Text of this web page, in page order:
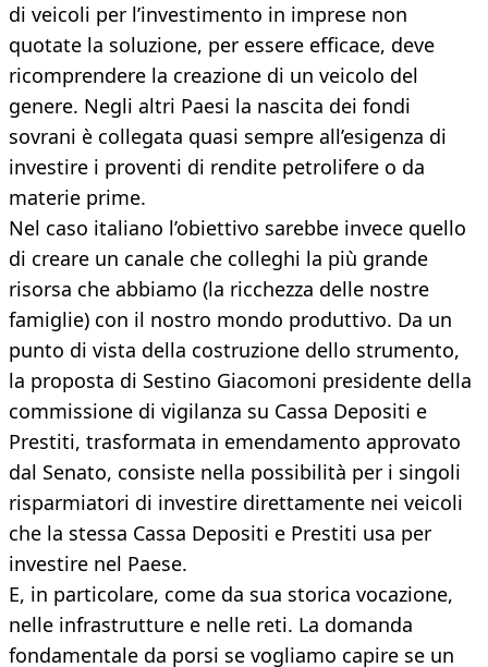
di veicoli per l’investimento in imprese non
quotate la soluzione, per essere efficace, deve
ricomprendere la creazione di un veicolo del
genere. Negli altri Paesi la nascita dei fondi
sovrani è collegata quasi sempre all’esigenza di
investire i proventi di rendite petrolifere o da
materie prime.
Nel caso italiano l’obiettivo sarebbe invece quello
di creare un canale che colleghi la più grande
risorsa che abbiamo (la ricchezza delle nostre
famiglie) con il nostro mondo produttivo. Da un
punto di vista della costruzione dello strumento,
la proposta di Sestino Giacomoni presidente della
commissione di vigilanza su Cassa Depositi e
Prestiti, trasformata in emendamento approvato
dal Senato, consiste nella possibilità per i singoli
risparmiatori di investire direttamente nei veicoli
che la stessa Cassa Depositi e Prestiti usa per
investire nel Paese.
E, in particolare, come da sua storica vocazione,
nelle infrastrutture e nelle reti. La domanda
fondamentale da porsi se vogliamo capire se un